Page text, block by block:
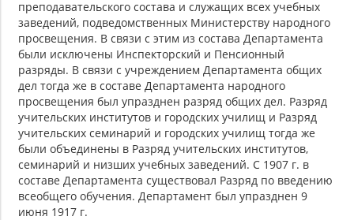
преподавательского состава и служащих всех учебных
заведений, подведомственных Министерству народного
просвещения. В связи с этим из состава Департамента
были исключены Инспекторский и Пенсионный
разряды. В связи с учреждением Департамента общих
дел тогда же в составе Департамента народного
просвещения был упразднен разряд общих дел. Разряд
учительских институтов и городских училищ и Разряд
учительских семинарий и городских училищ тогда же
были объединены в Разряд учительских институтов,
семинарий и низших учебных заведений. С 1907 г. в
составе Департамента существовал Разряд по введению
всеобщего обучения. Департамент был упразднен 9
июня 1917 г.